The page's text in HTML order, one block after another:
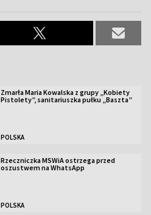
Zmarła Maria Kowalska z grupy „Kobiety
Pistolety”, sanitariuszka pułku „Baszta”
POLSKA
Rzeczniczka MSWiA ostrzega przed
oszustwem na WhatsApp
POLSKA